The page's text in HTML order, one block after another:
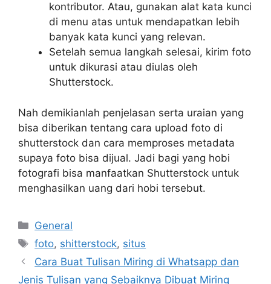
kontributor. Atau, gunakan alat kata kunci
di menu atas untuk mendapatkan lebih
banyak kata kunci yang relevan.
Setelah semua langkah selesai, kirim foto
untuk dikurasi atau diulas oleh
Shutterstock.
Nah demikianlah penjelasan serta uraian yang
bisa diberikan tentang cara upload foto di
shutterstock dan cara memproses metadata
supaya foto bisa dijual. Jadi bagi yang hobi
fotografi bisa manfaatkan Shutterstock untuk
menghasilkan uang dari hobi tersebut.
Categories
General
Tags
foto, shitterstock, situs
Cara Buat Tulisan Miring di Whatsapp dan
Jenis Tulisan yang Sebaiknya Dibuat Miring